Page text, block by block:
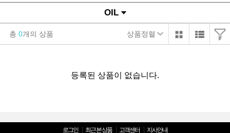
OIL
총 0개의 상품 상품정렬
등록된 상품이 없습니다.
로그인 최근 본 상품 고객센터 지사안내